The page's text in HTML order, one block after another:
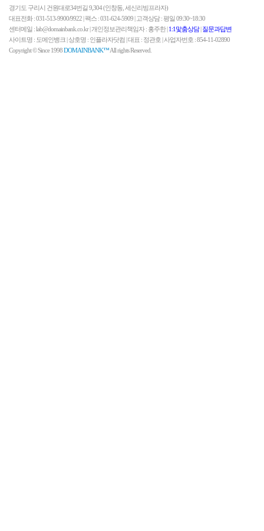
경기도 구리시 건원대로34번길 9,304 (인창동, 세신리빙프라자)
대표전화 : 031-513-9900/9922 | 팩스 : 031-624-5909 | 고객상담 : 평일 09:30~18:30
센터메일 : lab@domainbank.co.kr | 개인정보관리책임자 : 홍주한 |1:1맟춤상담|질문과답변
사이트명 : 도메인뱅크 | 상호명 : 인플라자닷컴 | 대표 : 정관호 | 사업자번호 : 854-11-02890
Copyright © Since 1998DOMAINBANK™All rights Reserved.